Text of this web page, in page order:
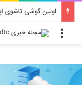
محدودیت جدید
منو